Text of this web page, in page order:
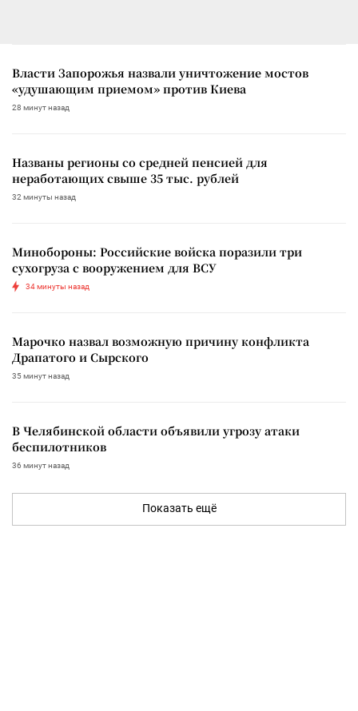
Власти Запорожья назвали уничтожение мостов
«удушающим приемом» против Киева
28 минут назад
Названы регионы со средней пенсией для
неработающих свыше 35 тыс. рублей
32 минуты назад
Минобороны: Российские войска поразили три
сухогруза с вооружением для ВСУ
34 минуты назад
Марочко назвал возможную причину конфликта
Драпатого и Сырского
35 минут назад
В Челябинской области объявили угрозу атаки
беспилотников
36 минут назад
Показать ещё